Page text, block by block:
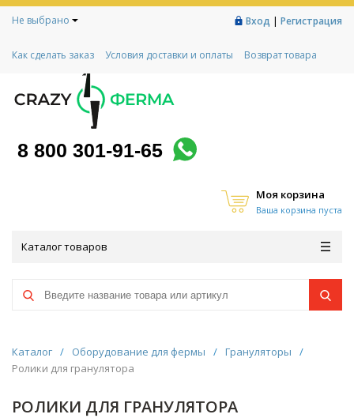
Не выбрано Вход | Регистрация
Как сделать заказ Условия доставки и оплаты
Возврат товара
Контакты
Социальный контракт
Любимая ферма
8 800 301-91-65
Моя корзина
Ваша корзина пуста
Каталог товаров
Каталог / Оборудование для фермы / Грануляторы
/
Ролики для гранулятора
РОЛИКИ ДЛЯ ГРАНУЛЯТОРА